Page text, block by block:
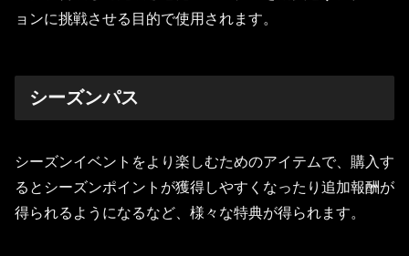
ョンに挑戦させる目的で使用されます。
シーズンパス
シーズンイベントをより楽しむためのアイテムで、購入す
るとシーズンポイントが獲得しやすくなったり追加報酬が
得られるようになるなど、様々な特典が得られます。